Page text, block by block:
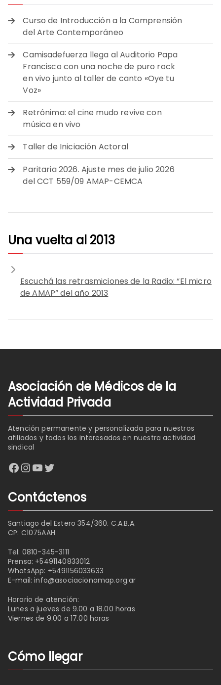
Curso de Introducción a la Comprensión
del Arte Contemporáneo
Camisadefuerza llega al Auditorio Papa
Francisco con una noche de puro rock
en vivo junto al taller de canto «Oye tu
Voz»
Retrónima: el cine mudo revive con
música en vivo
Taller de Iniciación Actoral
Paritaria 2026. Ajuste mes de julio 2026
del CCT 559/09 AMAP-CEMCA
Una vuelta al 2013
Escuchá las retrasmiciones de la Radio: “El micro
de AMAP” del año 2013
Asociación de Médicos de la
Actividad Privada
Atención permanente y personalizada para nuestros
afiliados y todos los interesados en nuestra actividad
sindical
Facebook
Instagram
YouTube
Twitter
Contáctenos
Santiago del Estero 354/360. C.A.B.A.
CP: C1075AAH
Tel: 0810-345-3111
Prensa: +5491140833012
WhatsApp: +5491156033633
E-mail:info@asociacionamap.org.ar
Horario de atención:
Lunes a jueves de 9.00 a 18.00 horas
Viernes de 9.00 a 17.00 horas
Cómo llegar